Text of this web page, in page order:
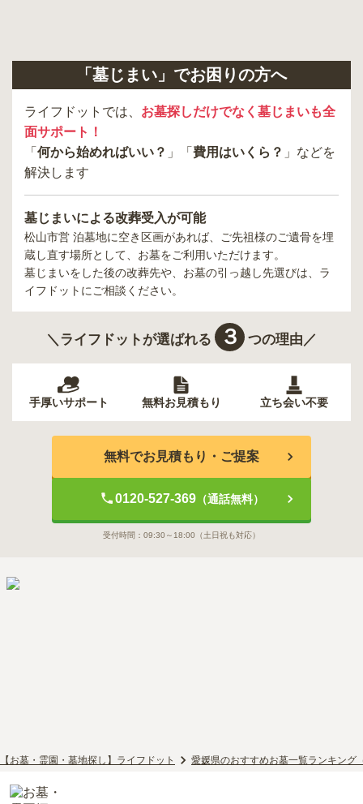
「墓じまい」でお困りの方へ
ライフドットでは、 お墓探しだけでなく墓じまいも全
面サポート！
「 何から始めればいい？ 」「 費用はいくら？ 」などを
解決します
墓じまいによる改葬受入が可能
松山市営 泊墓地に空き区画があれば、ご先祖様のご遺骨を埋
蔵し直す場所として、お墓をご利用いただけます。
墓じまいをした後の改葬先や、お墓の引っ越し先選びは、ラ
イフドットにご相談ください。
＼ライフドットが選ばれる ３ つの理由／
手厚いサポート 無料お見積もり 立ち会い不要
無料でお見積もり・ご提案
0120-527-369（通話無料）
受付時間： 09:30～18:00 （土日祝も対応）
【お墓・霊園・墓地探し】ライフドット 愛媛県のおすすめお墓一覧ランキング